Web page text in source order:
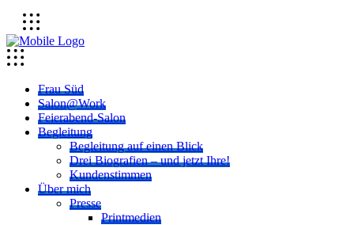
Frau Süd
Salon@Work
Feierabend-Salon
Begleitung
Begleitung auf einen Blick
Drei Biografien – und jetzt Ihre!
Kundenstimmen
Über mich
Presse
Printmedien